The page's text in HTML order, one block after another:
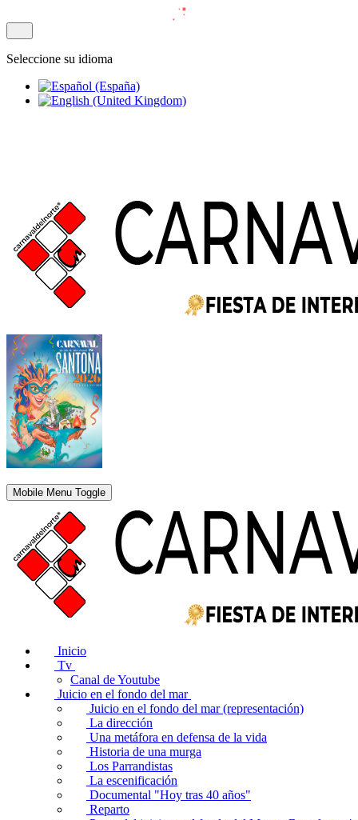
Seleccione su idioma
Mobile Menu Toggle
Inicio
Tv
Canal de Youtube
Juicio en el fondo del mar
Juicio en el fondo del mar (representación)
La dirección
Una metáfora en defensa de la vida
Historia de una murga
Los Parrandistas
La escenificación
Documental "Hoy tras 40 años"
Reparto